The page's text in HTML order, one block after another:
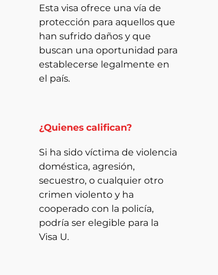
Esta visa ofrece una vía de
protección para aquellos que
han sufrido daños y que
buscan una oportunidad para
establecerse legalmente en
el país.
¿Quienes califican?
Si ha sido víctima de violencia
doméstica, agresión,
secuestro, o cualquier otro
crimen violento y ha
cooperado con la policía,
podría ser elegible para la
Visa U.